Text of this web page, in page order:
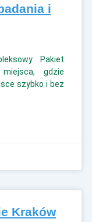
i
Pakiet
gdzie
szybko i bez
Kraków